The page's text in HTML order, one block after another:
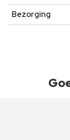
Bezorging